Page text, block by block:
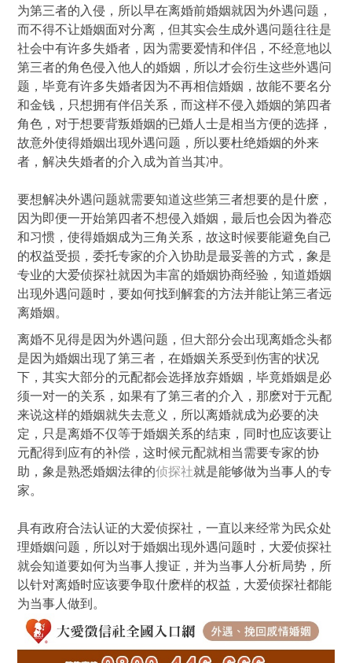
为第三者的入侵，所以早在离婚前婚姻就因为外遇问题，
而不得不让婚姻面对分离，但其实会生成外遇问题往往是
社会中有许多失婚者，因为需要爱情和伴侣，不经意地以
第三者的角色侵入他人的婚姻，所以才会衍生这些外遇问
题，毕竟有许多失婚者因为不再相信婚姻，故能不要名分
和金钱，只想拥有伴侣关系，而这样不侵入婚姻的第四者
角色，对于想要背叛婚姻的已婚人士是相当方便的选择，
故意外使得婚姻出现外遇问题，所以要杜绝婚姻的外来
者，解决失婚者的介入成为首当其冲。
要想解决外遇问题就需要知道这些第三者想要的是什麽，
因为即便一开始第四者不想侵入婚姻，最后也会因为眷恋
和习惯，使得婚姻成为三角关系，故这时候要能避免自己
的权益受损，委托专家的介入协助是最妥善的方式，象是
专业的大爱侦探社就因为丰富的婚姻协商经验，知道婚姻
出现外遇问题时，要如何找到解套的方法并能让第三者远
离婚姻。
离婚不见得是因为外遇问题，但大部分会出现离婚念头都
是因为婚姻出现了第三者，在婚姻关系受到伤害的状况
下，其实大部分的元配都会选择放弃婚姻，毕竟婚姻是必
须一对一的关系，如果有了第三者的介入，那麽对于元配
来说这样的婚姻就失去意义，所以离婚就成为必要的决
定，只是离婚不仅等于婚姻关系的结束，同时也应该要让
元配得到应有的补偿，这时候元配就相当需要专家的协
助，象是熟悉婚姻法律的侦探社就是能够做为当事人的专
家。
具有政府合法认证的大爱侦探社，一直以来经常为民众处
理婚姻问题，所以对于婚姻出现外遇问题时，大爱侦探社
就会知道要如何为当事人搜证，并为当事人分析局势，所
以针对离婚时应该要争取什麽样的权益，大爱侦探社都能
为当事人做到。